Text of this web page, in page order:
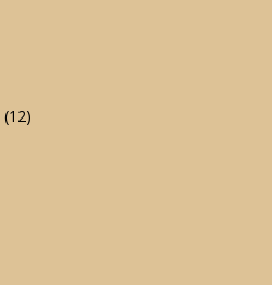
(12)